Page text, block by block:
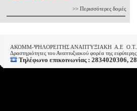
>> Περισσότερες δομές
ΑΚΟΜΜ-ΨΗΛΟΡΕΙΤΗΣ ΑΝΑΠΤΥΞΙΑΚΗ Α.Ε
Δραστηριότητες του Αναπτυξιακού φορέα της
Τηλέφωνο επικοινωνίας : 2834020306,